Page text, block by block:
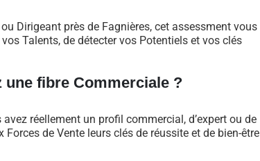
Dirigeant près de Fagnières, cet assessment vous
Talents, de détecter vos Potentiels et vos clés
une fibre Commerciale ?
réellement un profil commercial, d’expert ou de
de Vente leurs clés de réussite et de bien-être